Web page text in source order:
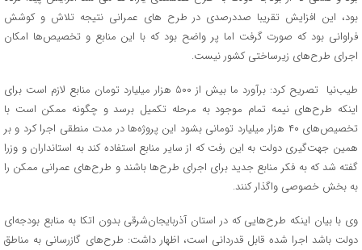
بود، این افزایش تقریبا صددرصدی در طرح های عمرانی نتیجه تلاش و کوشش
فراوانی بود که صورت گرفت اما پر واضح بود که با این منابع و تخصیص‌ها امکان
اجرای طرح‌های زیرساختی کشور نیست.
طیب‌نیا تصریح کرد: برآورد ما بیش از ۵۰۰ هزار میلیارد تومان منابع لازم است برای
اینکه طرح‌های نیمه تمام موجود به مرحله تکمیل برسد و چگونه ممکن است با
تخصیص‌های ۴۰ هزار میلیارد تومانی بشود این پروژه‌ها در مدت منطقی اجرا کرد و بر
همین جهت‌گیری دولت به این رفت که از سایر منابع استفاده کند به استانداران و وزرا
گفته شد که به فکر منابع جدید برای اجرای طرح‌ها باشند و طرح‌های عمرانی ممکن را
به بخش خصوصی واگذار کنند.
وی با بیان اینکه طرح‌هایی که در استان آذربایجان‌شرقی بدون اتکا به منابع بودجه‌ای
دولت باشد اجرا شده قابل قدردانی است، اظهار داشت: طرح‌های گازرسانی به مناطق